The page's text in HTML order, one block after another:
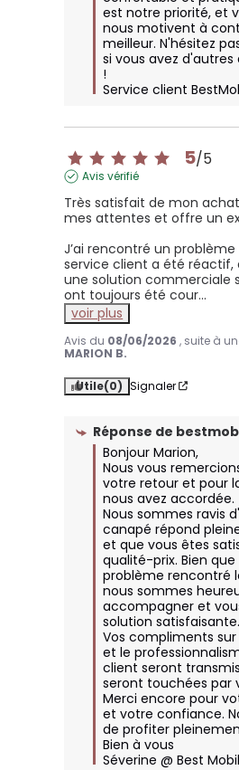
est notre priorité, et
nous motivent à
meilleur. N'hésitez
si vous avez
!
Service client
5/5
Avis vérifié
Très satisfait de mon
mes attentes et offre un
J’ai rencontré un
service client a été réactif,
une solution commerciale
ont toujours été cour...
voir plus
Avis du 08/06/2026 , suite à
MARION B.
Utile(0) Signaler
Réponse de
Bonjour Marion,
Nous vous
votre retour et pour
nous avez accordée.
Nous sommes ravis
canapé répond
et que vous êtes
qualité-prix. Bien
problème rencontré
nous sommes
accompagner et
solution
Vos compliments
et le
client seront
seront touchées par
Merci encore pour
et votre confiance.
de profiter
Bien à vous
Séverine @ Best